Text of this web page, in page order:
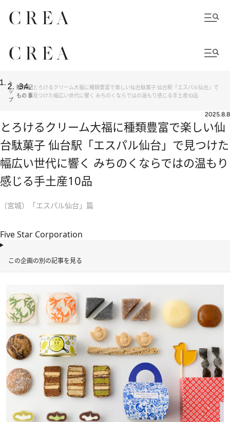
ト
ッ
プ
贈り
もの
記
事
とろけるクリーム大福に種類豊富で楽しい仙台駄菓子 仙台駅「エスパル仙台」で
見つけた幅広い世代に響く みちのくならではの温もり感じる手土産10品
2025.8.8
とろけるクリーム大福に種類豊富で楽しい仙
台駄菓子 仙台駅「エスパル仙台」で見つけた
幅広い世代に響く みちのくならではの温もり
感じる手土産10品
（宮城）「エスパル仙台」篇
Five Star Corporation
この企画の別の記事を見る